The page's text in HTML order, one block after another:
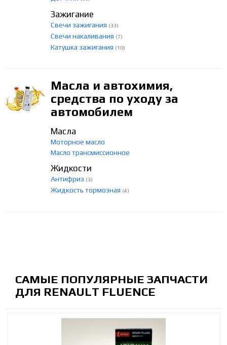
Зажигание
Свечи зажигания (33)
Свечи накаливания (7)
Катушка зажигания (10)
Масла и автохимия,
средства по уходу за
автомобилем
Масла
Моторное масло
Масло трансмиссионное
Жидкости
Антифриз (3)
Жидкость тормозная (4)
САМЫЕ ПОПУЛЯРНЫЕ ЗАПЧАСТИ
ДЛЯ RENAULT FLUENCE